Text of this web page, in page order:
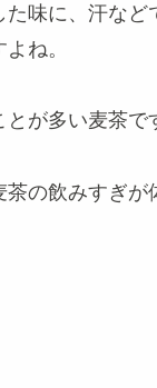
た味に、汗な
ね。
とが多い麦茶で
茶の飲みすぎが